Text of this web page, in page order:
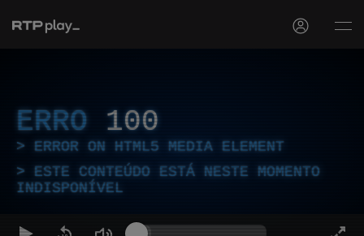
ERRO 100
ERROR ON HTML5 MEDIA ELEMENT
ESTE CONTEÚDO ESTÁ NESTE MOMENTO
INDISPONÍVEL